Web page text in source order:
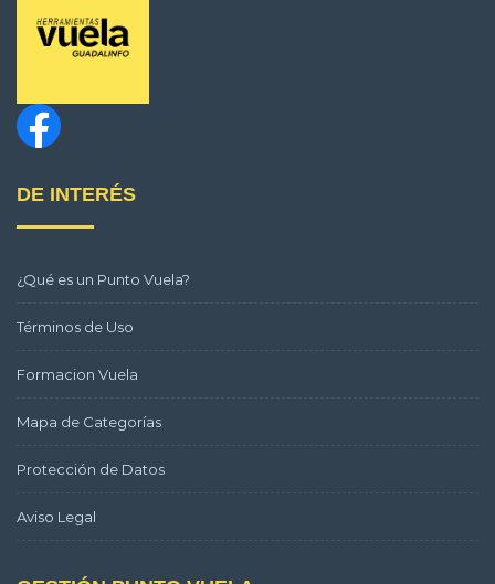
DE INTERÉS
¿Qué es un Punto Vuela?
Términos de Uso
Formacion Vuela
Mapa de Categorías
Protección de Datos
Aviso Legal